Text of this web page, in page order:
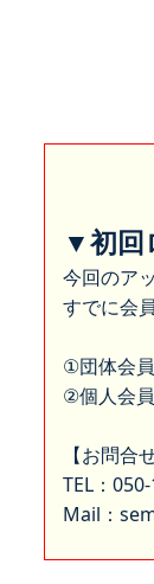
▼初回
今回のア
すでに会
①団体会
②個人会
【お問合
TEL：
Mail：